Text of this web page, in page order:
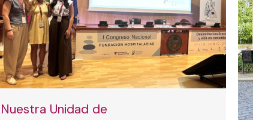
Nuestra Unidad de